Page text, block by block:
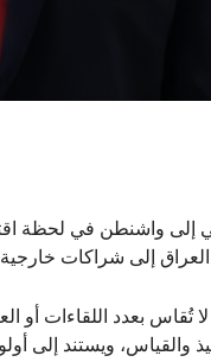
إلى واشنطن في لحظة
إلى شراكات خارجية
لا تُقاس بعدد اللقاءات أو
والقياس، ويستند إلى